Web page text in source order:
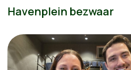
Havenplein bezwaar